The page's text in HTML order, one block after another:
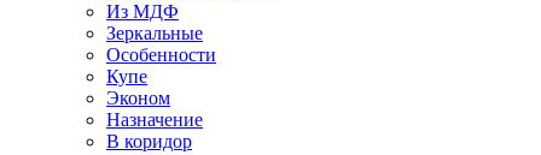
Из МДФ
Зеркальные
Особенности
Купе
Эконом
Назначение
В коридор